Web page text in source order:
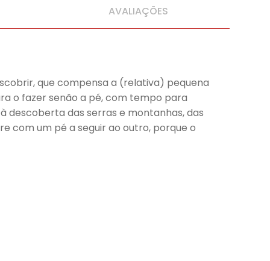
AVALIAÇÕES
que compensa a (relativa) pequena
o fazer senão a pé, com tempo para
descoberta das serras e montanhas, das
com um pé a seguir ao outro, porque o